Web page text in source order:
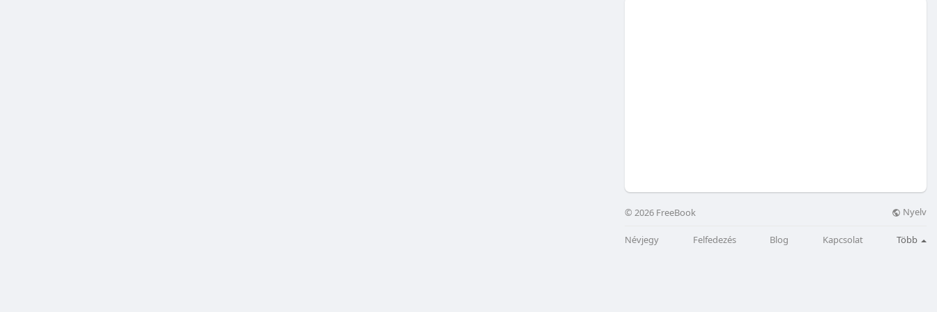
© 2026 FreeBook Nyelv
Névjegy Felfedezés Blog Kapcsolat Több